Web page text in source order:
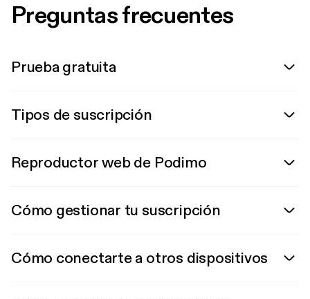
Preguntas frecuentes
Prueba gratuita
Tipos de suscripción
Reproductor web de Podimo
Cómo gestionar tu suscripción
Cómo conectarte a otros dispositivos